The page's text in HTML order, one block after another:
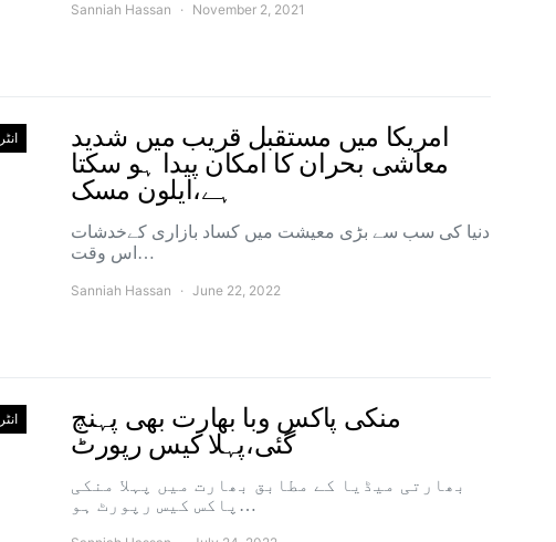
Sanniah Hassan November 2, 2021
امریکا میں مستقبل قریب میں شدید
معاشی بحران کا امکان پیدا ہو سکتا
ہے،ایلون مسک
دنیا کی سب سے بڑی معیشت میں کساد بازاری کےخدشات
اس وقت…
Sanniah Hassan June 22, 2022
منکی پاکس وبا بھارت بھی پہنچ
گئی،پہلا کیس رپورٹ
بھارتی میڈیا کے مطابق بھارت میں پہلا منکی
پاکس کیس رپورٹ ہو…